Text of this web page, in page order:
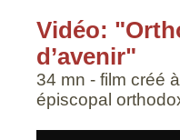
Vidéo:
d’avenir"
34 mn - film créé
épiscopal